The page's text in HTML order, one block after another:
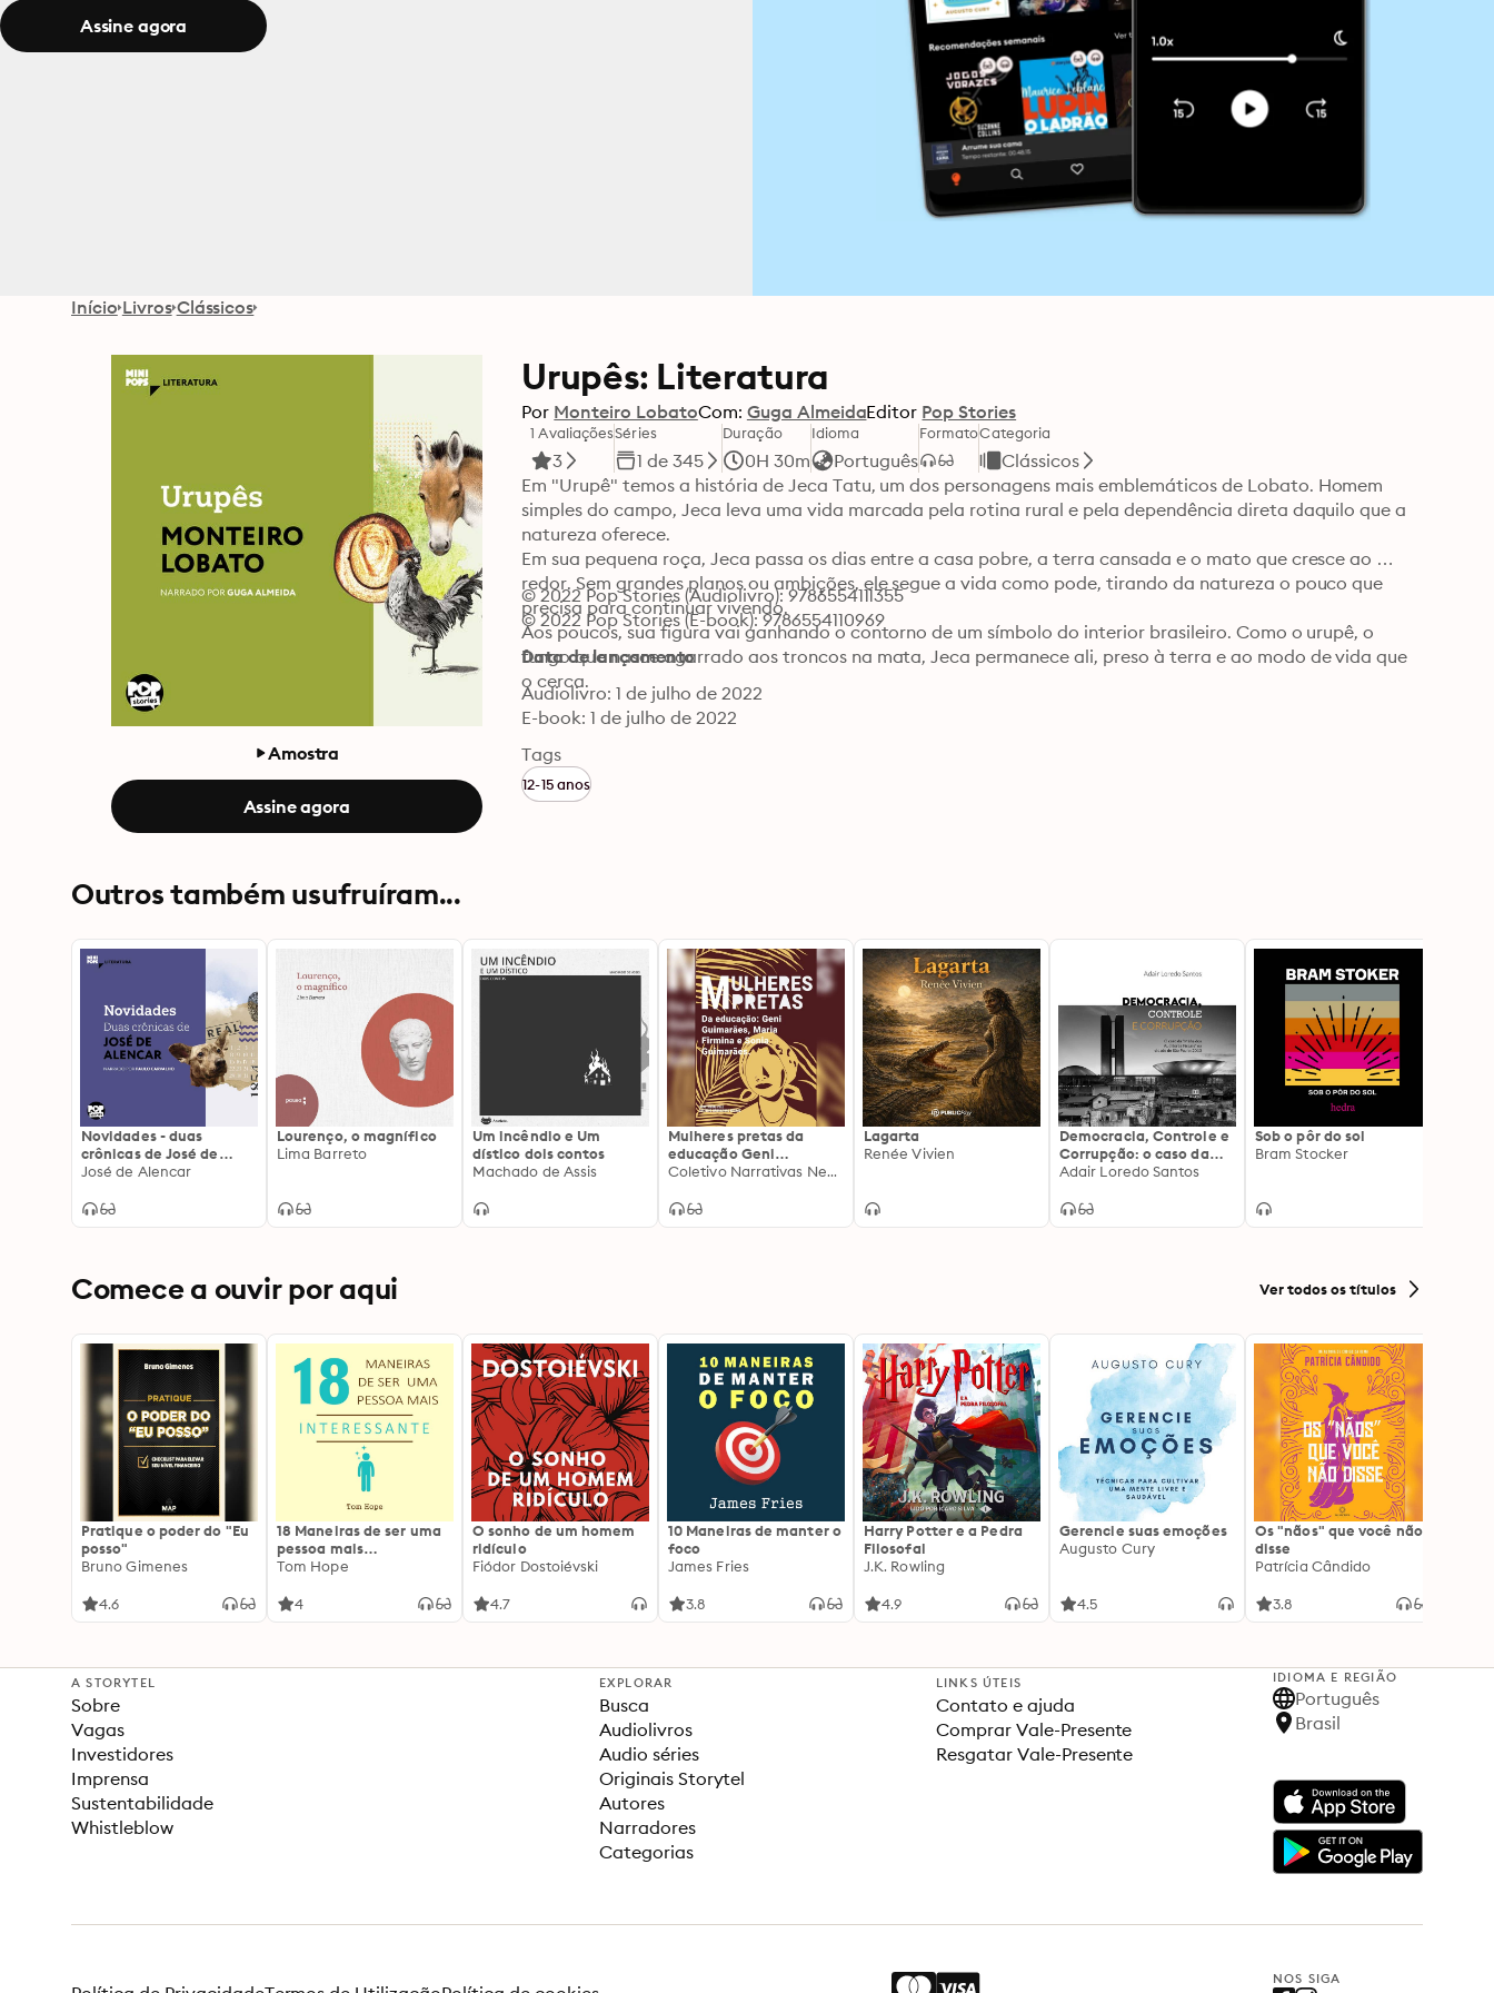
Assine agora
Início Livros Clássicos
Amostra
Assine agora
Urupês: Literatura
Por Monteiro LobatoCom: Guga AlmeidaEditor Pop Stories
1 Avaliações
3
Séries
1 de 345
Duração
0H 30m
Idioma
Português
FormatoCategoria
Clássicos
Em "Urupê" temos a história de Jeca Tatu, um dos personagens mais emblemáticos de Lobato. Homem
simples do campo, Jeca leva uma vida marcada pela rotina rural e pela dependência direta daquilo que a
natureza oferece.
Em sua pequena roça, Jeca passa os dias entre a casa pobre, a terra cansada e o mato que cresce ao
redor. Sem grandes planos ou ambições, ele segue a vida como pode, tirando da natureza o pouco que
precisa para continuar vivendo.
Aos poucos, sua figura vai ganhando o contorno de um símbolo do interior brasileiro. Como o urupê, o
fungo que nasce agarrado aos troncos na mata, Jeca permanece ali, preso à terra e ao modo de vida que
o cerca.
© 2022 Pop Stories (Audiolivro): 9786554111355
© 2022 Pop Stories (E-book): 9786554110969
Data de lançamento
Audiolivro: 1 de julho de 2022
E-book: 1 de julho de 2022
Tags
12-15 anos
Outros também usufruíram...
Novidades - duas
crônicas de José de
Alencar
José de Alencar
Lourenço, o magnífico
Lima Barreto
Um incêndio e Um
dístico dois contos
Machado de Assis
Mulheres pretas da
educação Geni
Guimarães, Maria
Guimarães
Coletivo Narrativas Negras
Lagarta
Renée Vivien
Democracia, Controle e
Corrupção: o caso da
"Máfia dos Auditores
São Paulo: 2013
Adair Loredo Santos
Sob o pôr do sol
Bram Stocker
Comece a ouvir por aqui Ver todos os títulos
Pratique o poder do "Eu
posso"
Bruno Gimenes
4.6
18 Maneiras de ser uma
pessoa mais
interessante
Tom Hope
4
O sonho de um homem
ridículo
Fiódor Dostoiévski
4.7
10 Maneiras de manter o
foco
James Fries
3.8
Harry Potter e a Pedra
Filosofal
J.K. Rowling
4.9
Gerencie suas emoções
Augusto Cury
4.5
Os "nãos" que você não
disse
Patrícia Cândido
3.8
A STORYTEL
Sobre
Vagas
Investidores
Imprensa
Sustentabilidade
Whistleblow
EXPLORAR
Busca
Audiolivros
Audio séries
Originais Storytel
Autores
Narradores
Categorias
LINKS ÚTEIS
Contato e ajuda
Comprar Vale-Presente
Resgatar Vale-Presente
IDIOMA E REGIÃO
Português
Brasil
NOS SIGA